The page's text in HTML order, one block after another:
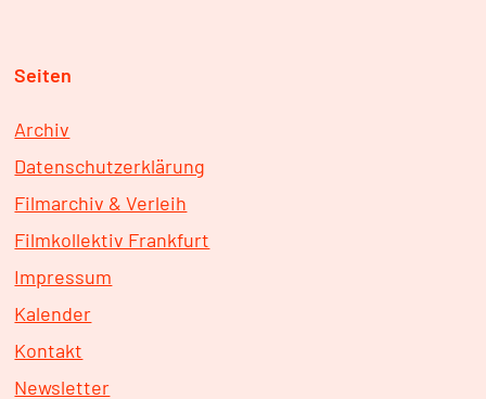
Seiten
Archiv
Datenschutzerklärung
Filmarchiv & Verleih
Filmkollektiv Frankfurt
Impressum
Kalender
Kontakt
Newsletter